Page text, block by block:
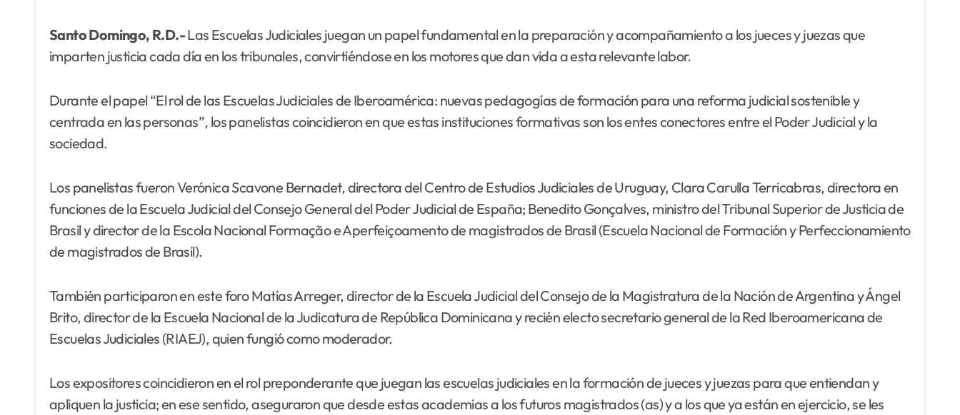
Santo Domingo, R.D.-Las Escuelas Judiciales juegan un papel fundamental en la preparación y acompañamiento a los jueces y juezas que
imparten justicia cada día en los tribunales, convirtiéndose en los motores que dan vida a esta relevante labor.
Durante el papel “El rol de las Escuelas Judiciales de Iberoamérica: nuevas pedagogías de formación para una reforma judicial sostenible y
centrada en las personas”, los panelistas coincidieron en que estas instituciones formativas son los entes conectores entre el Poder Judicial y la
sociedad.
Los panelistas fueron Verónica Scavone Bernadet, directora del Centro de Estudios Judiciales de Uruguay, Clara Carulla Terricabras, directora en
funciones de la Escuela Judicial del Consejo General del Poder Judicial de España; Benedito Gonçalves, ministro del Tribunal Superior de Justicia de
Brasil y director de la Escola Nacional Formação e Aperfeiçoamento de magistrados de Brasil (Escuela Nacional de Formación y Perfeccionamiento
de magistrados de Brasil).
También participaron en este foro Matías Arreger, director de la Escuela Judicial del Consejo de la Magistratura de la Nación de Argentina y Ángel
Brito, director de la Escuela Nacional de la Judicatura de República Dominicana y recién electo secretario general de la Red Iberoamericana de
Escuelas Judiciales (RIAEJ), quien fungió como moderador.
Los expositores coincidieron en el rol preponderante que juegan las escuelas judiciales en la formación de jueces y juezas para que entiendan y
apliquen la justicia; en ese sentido, aseguraron que desde estas academias a los futuros magistrados (as) y a los que ya están en ejercicio, se les